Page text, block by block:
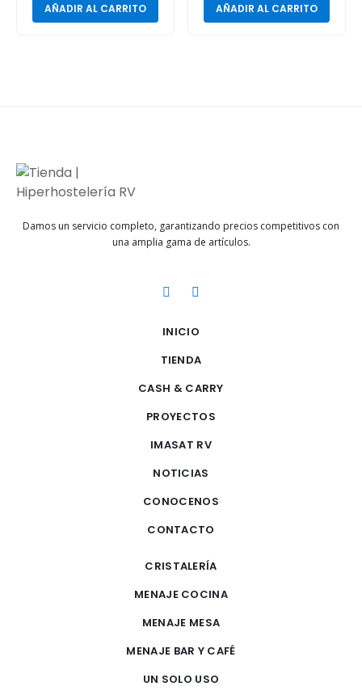
AÑADIR AL CARRITO AÑADIR AL CARRITO
Damos un servicio completo, garantizando precios competitivos con
una amplia gama de artículos.
INICIO
TIENDA
CASH & CARRY
PROYECTOS
IMASAT RV
NOTICIAS
CONOCENOS
CONTACTO
CRISTALERÍA
MENAJE COCINA
MENAJE MESA
MENAJE BAR Y CAFÉ
UN SOLO USO